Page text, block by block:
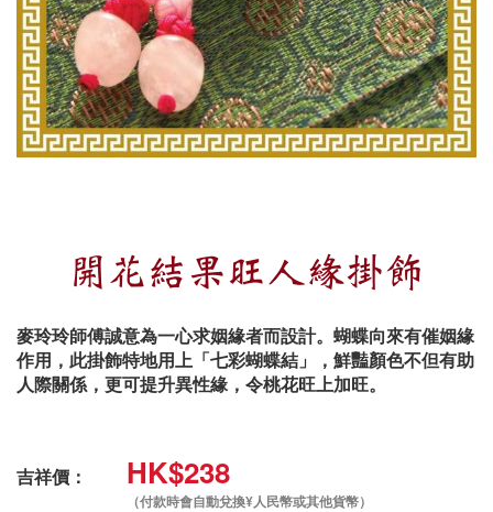
開花結果旺人緣掛飾
麥玲玲師傅誠意為一心求姻緣者而設計。蝴蝶向來有催姻緣
作用，此掛飾特地用上「七彩蝴蝶結」，鮮豔顏色不但有助
人際關係，更可提升異性緣，令桃花旺上加旺。
吉祥價： HK$238
（付款時會自動兌換¥人民幣或其他貨幣）